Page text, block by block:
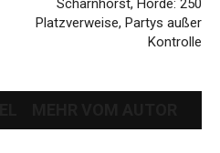
Scharnhorst, Hörde: 250
Platzverweise, Partys außer
Kontrolle